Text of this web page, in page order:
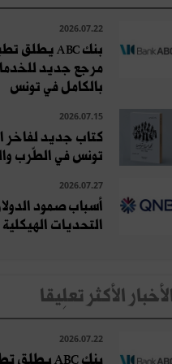
2026.07.22
مرجع جديد
بالكامل في تونس
2026.07.15
كتاب جديد لفاخر
تونس في الطّرب
2026.07.27
أسباب صمود
التحديات الهيكلية
الأكثر تعلِيقا
2026.07.22